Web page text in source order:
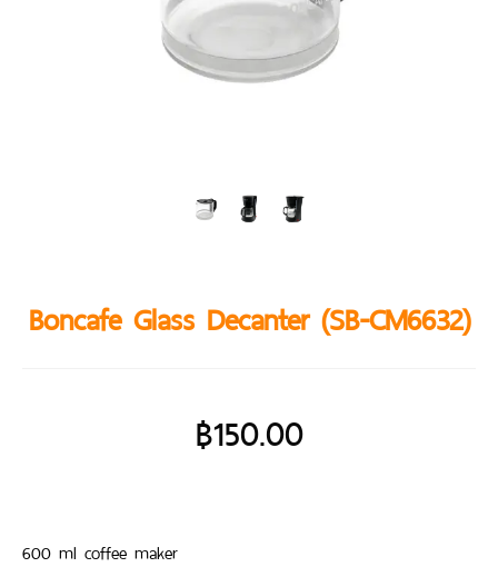
Boncafe Glass Decanter (SB-CM6632)
฿150.00
600 ml coffee maker